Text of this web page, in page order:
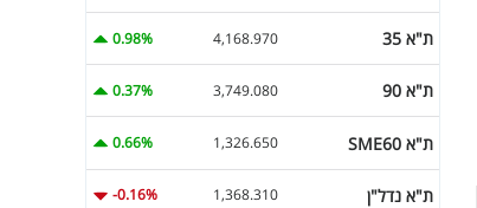
ת"א 35 4,168.970
0.98%
ת"א 90 3,749.080
0.37%
ת"א SME60 1,326.650
0.66%
ת"א נדל"ן 1,368.310
-0.16%